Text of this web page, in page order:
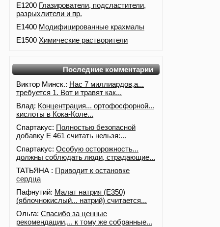
E1200 Глазирователи, подсластители,
разрыхлители и пр.
E1400 Модифицированные крахмалы
E1500 Химические растворители
Последние комментарии
Виктор Минск.: Нас 7 миллиардов,а...
требуется 1. Вот и травят как...
Влад: Концентрация... ортофосфорной...
кислоты в Кока-Коле...
Спартакус: Полностью безопасной
добавку Е 461 считать нельзя:...
Спартакус: Особую осторожность...
должны соблюдать люди, страдающие...
ТАТЬЯНА : Приводит к остановке
сердца
Пафнутий: Малат натрия (E350)
(яблочнокислый... натрий) считается...
Ольга: Спасибо за ценные
рекомендации,... к тому же собранные...